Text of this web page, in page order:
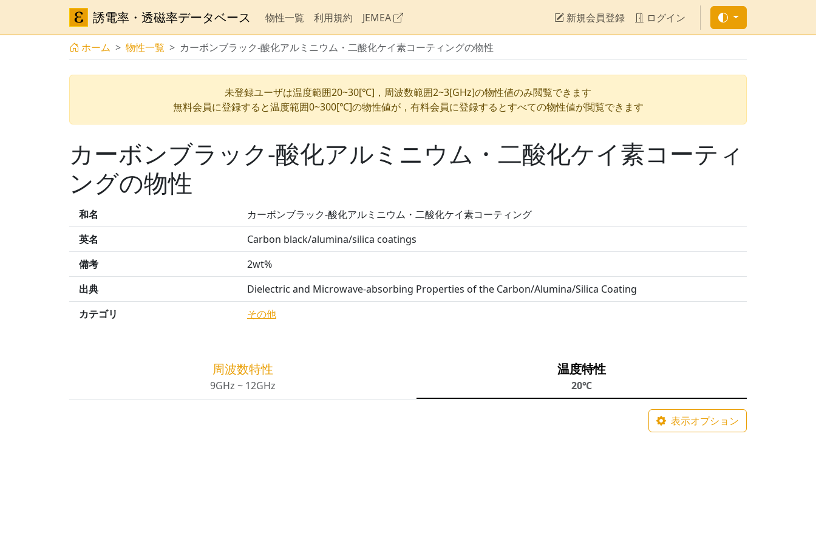
誘電率・透磁率データベース 物性一覧 利用規約 JEMEA 新規会員登録 ログイン
ホーム 物性一覧 カーボンブラック-酸化アルミニウム・二酸化ケイ素コーティングの物性
未登録ユーザは温度範囲20~30[℃]，周波数範囲2~3[GHz]の物性値のみ閲覧できます
無料会員に登録すると温度範囲0~300[℃]の物性値が，有料会員に登録するとすべての物性値が閲覧できます
カーボンブラック-酸化アルミニウム・二酸化ケイ素コーティ
ングの物性
和名
カーボンブラック-酸化アルミニウム・二酸化ケイ素コーティング
英名
Carbon black/alumina/silica coatings
備考
2wt%
出典
Dielectric and Microwave-absorbing Properties of the Carbon/Alumina/Silica Coating
カテゴリ
その他
周波数特性
9GHz ~ 12GHz
温度特性
20℃
表示オプション